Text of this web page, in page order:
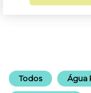
Todos Água